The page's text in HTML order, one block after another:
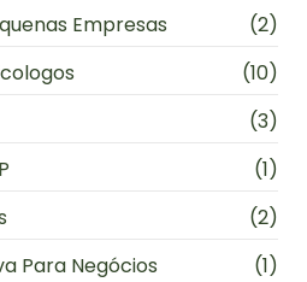
Empresas
(2)
(10)
(3)
(1)
(2)
Para Negócios
(1)